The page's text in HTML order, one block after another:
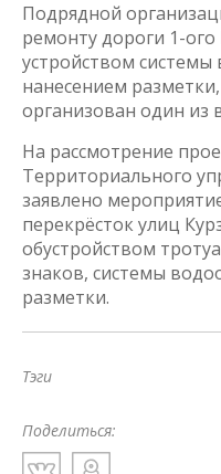
Подрядной
ремонту дороги 1-ого
устройством
нанесением
организован один из
На рассмотрение
Территориального
заявлено
перекрёсток улиц
обустройством
знаков, системы
разметки.
Тэги
Поделиться: